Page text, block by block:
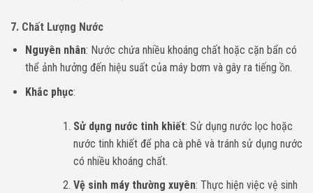
7. Chất Lượng Nước
Nguyên nhân: Nước chứa nhiều khoáng chất hoặc cặn bẩn có
thể ảnh hưởng đến hiệu suất của máy bơm và gây ra tiếng ồn.
Khắc phục:
Sử dụng nước tinh khiết: Sử dụng nước lọc hoặc
nước tinh khiết để pha cà phê và tránh sử dụng nước
có nhiều khoáng chất.
Vệ sinh máy thường xuyên: Thực hiện việc vệ sinh